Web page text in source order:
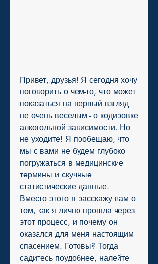
Привет, друзья! Я сегодня хочу
поговорить о чем-то, что может
показаться на первый взгляд
не очень веселым - о кодировке
алкогольной зависимости. Но
не уходите! Я пообещаю, что
мы с вами не будем глубоко
погружаться в медицинские
термины и скучные
статистические данные.
Вместо этого я расскажу вам о
том, как я лично прошла через
этот процесс, и почему он
оказался для меня настоящим
спасением. Готовы? Тогда
садитесь поудобнее, налейте